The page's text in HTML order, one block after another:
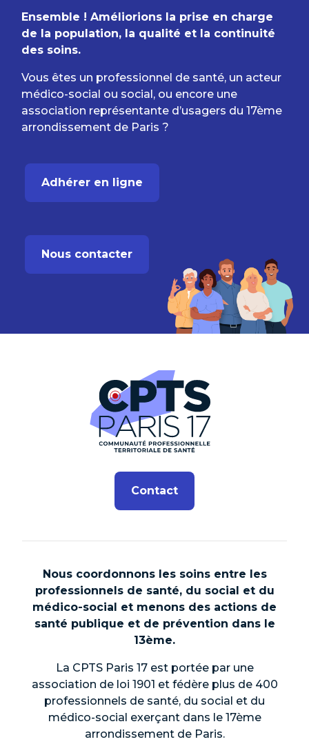
Ensemble ! Améliorions la prise en charge
de la population, la qualité et la continuité
des soins.
Vous êtes un professionnel de santé, un acteur
médico-social ou social, ou encore une
association représentante d’usagers du 17ème
arrondissement de Paris ?
Adhérer en ligne
Nous contacter
Contact
Nous coordonnons les soins entre les
professionnels de santé, du social et du
médico-social et menons des actions de
santé publique et de prévention dans le
13ème.
La CPTS Paris 17 est portée par une
association de loi 1901 et fédère plus de 400
professionnels de santé, du social et du
médico-social exerçant dans le 17ème
arrondissement de Paris.